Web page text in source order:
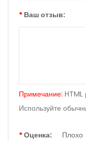
Ваш отзыв:
Примечание: HTML
Используйте
Оценка: Плохо